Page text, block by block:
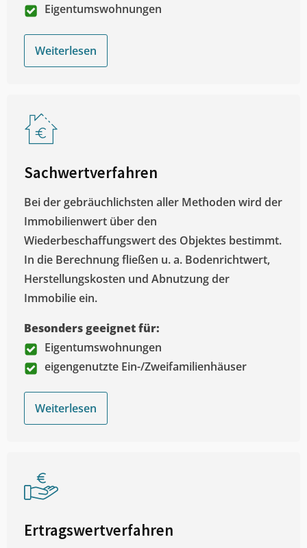
Eigentumswohnungen
Weiterlesen
Sachwertverfahren
Bei der gebräuchlichsten aller Methoden wird der
Immobilienwert über den
Wiederbeschaffungswert des Objektes bestimmt.
In die Berechnung fließen u. a. Bodenrichtwert,
Herstellungskosten und Abnutzung der
Immobilie ein.
Besonders geeignet für:
Eigentumswohnungen
eigengenutzte Ein-/Zweifamilienhäuser
Weiterlesen
Ertragswertverfahren